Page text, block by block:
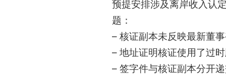
预提安排涉及离岸收入认
题：
– 核证副本未反映最新董
– 地址证明核证使用了过
– 签字件与核证副本分开